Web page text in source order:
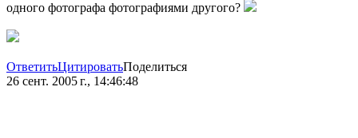
одного фотографа фотографиями другого?
ОтветитьЦитироватьПоделиться
26 сент. 2005 г., 14:46:48